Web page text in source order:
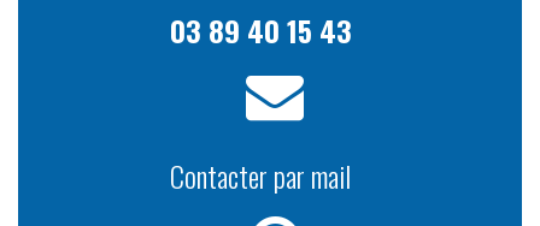
03 89 40 15 43
Contacter par mail